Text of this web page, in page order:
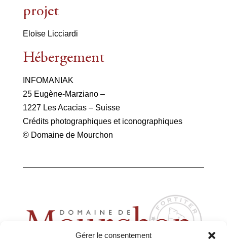
Gérer le consentement
projet
Eloïse Licciardi
Hébergement
INFOMANIAK
25 Eugène-Marziano –
1227 Les Acacias – Suisse
Crédits photographiques et iconographiques
© Domaine de Mourchon